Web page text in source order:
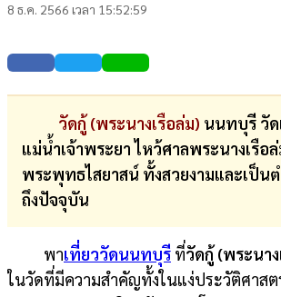
8 ธ.ค. 2566 เวลา 15:52:59
วัดกู้ (พระนางเรือล่ม) นนทบุรี วัด
แม่น้ำเจ้าพระยา ไหว้ศาลพระนางเรือ
พระพุทธไสยาสน์ ทั้งสวยงามและเป็น
ถึงปัจจุบัน
พาเที่ยววัดนนทบุรี ที่วัดกู้ (พระนา
ในวัดที่มีความสำคัญทั้งในแง่ประวัติศาสต
บันเทิง
ตรวจ
หวย
บอล
สด
การ
การ